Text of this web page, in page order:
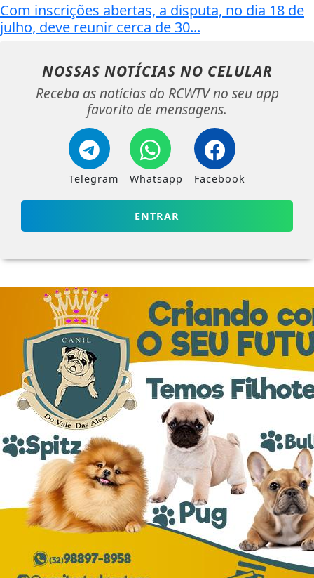
Com inscrições abertas, a disputa, no dia 18 de
julho, deve reunir cerca de 30...
NOSSAS NOTÍCIAS NO CELULAR
Receba as notícias do RCWTV no seu app
favorito de mensagens.
Telegram Whatsapp Facebook
ENTRAR